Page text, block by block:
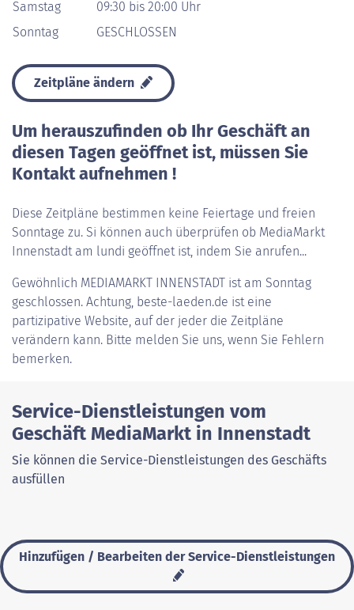
Samstag
09:30 bis 20:00 Uhr
Sonntag
GESCHLOSSEN
Zeitpläne ändern
Um herauszufinden ob Ihr Geschäft an
diesen Tagen geöffnet ist, müssen Sie
Kontakt aufnehmen !
Diese Zeitpläne bestimmen keine Feiertage und freien
Sonntage zu. Si können auch überprüfen ob MediaMarkt
Innenstadt am lundi geöffnet ist, indem Sie anrufen...
Gewöhnlich MEDIAMARKT INNENSTADT ist am Sonntag
geschlossen. Achtung, beste-laeden.de ist eine
partizipative Website, auf der jeder die Zeitpläne
verändern kann. Bitte melden Sie uns, wenn Sie Fehlern
bemerken.
Service-Dienstleistungen vom
Geschäft MediaMarkt in Innenstadt
Sie können die Service-Dienstleistungen des Geschäfts
ausfüllen
Hinzufügen / Bearbeiten der Service-Dienstleistungen